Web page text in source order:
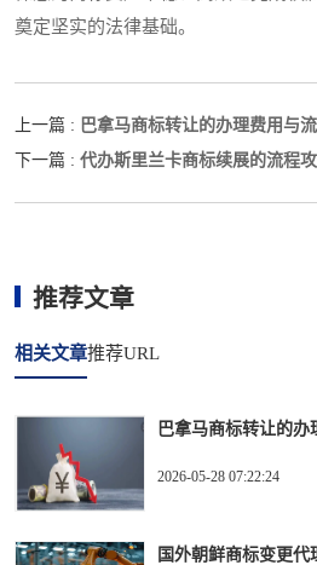
奠定坚实的法律基础。
上一篇 : 巴拿马商标转让的办理费用与
下一篇 : 代办斯里兰卡商标续展的流程
推荐文章
相关文章推荐URL
巴拿马商标转让的
2026-05-28 07:22:24
国外朝鲜商标变更代